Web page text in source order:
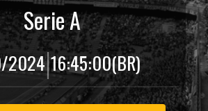
Serie A
2024|16:45:00(BR)